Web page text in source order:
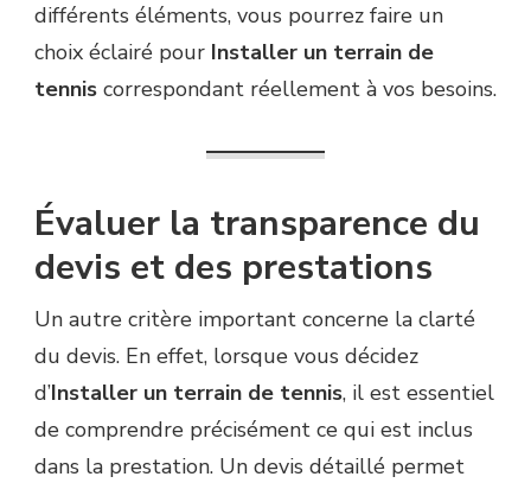
différents éléments, vous pourrez faire un
choix éclairé pour Installer un terrain de
tennis correspondant réellement à vos besoins.
Évaluer la transparence du
devis et des prestations
Un autre critère important concerne la clarté
du devis. En effet, lorsque vous décidez
d’Installer un terrain de tennis, il est essentiel
de comprendre précisément ce qui est inclus
dans la prestation. Un devis détaillé permet